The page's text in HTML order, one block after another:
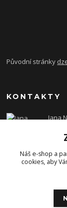
Původní stránky
KONTAKTY
Jana
Náš e-shop a
cookies, aby